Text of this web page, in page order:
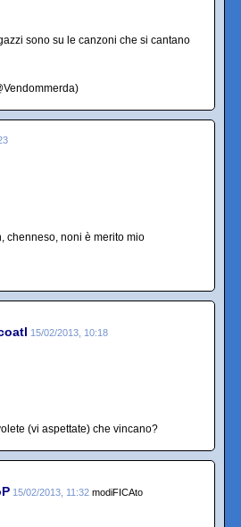
sono su le canzoni che si cantano
chenneso, noni è merito mio
15/02/2013, 10:18
(vi aspettate) che vincano?
15/02/2013, 11:32 modiFICAto